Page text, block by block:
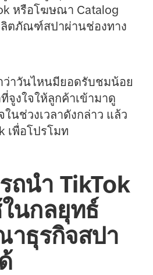
หรือโฆษณา Catalog
ตภัณฑ์สปาผ่านช่องทาง
ว่าวันไหนมียอดรับชมน้อย
จูงใจให้ลูกค้าเข้ามาดู
นช่วงเวลาดังกล่าว แล้ว
เพื่อโปรโมท
ถนำ TikTok
นกลยุทธ์
าธุรกิจสปา